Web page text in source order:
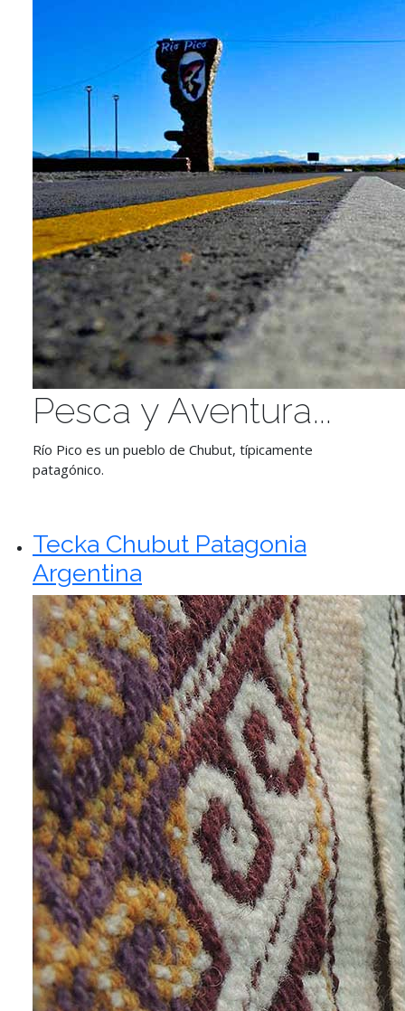
Pesca y Aventura...
Río Pico es un pueblo de Chubut, típicamente
patagónico.
Tecka Chubut Patagonia
Argentina